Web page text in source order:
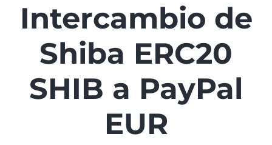
Intercambio de
Shiba ERC20
SHIB a PayPal
EUR